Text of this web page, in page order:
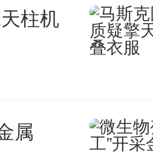
“外资研发中心”
办理备案。
柱机
属